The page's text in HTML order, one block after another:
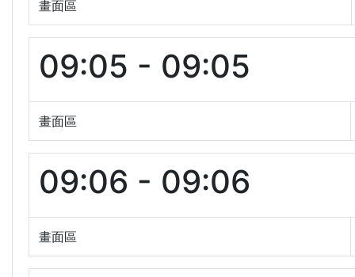
畫面區
09:05 - 09:05
畫面區
09:06 - 09:06
畫面區